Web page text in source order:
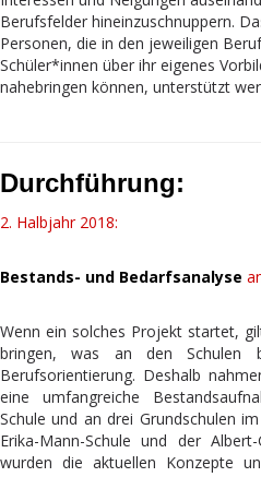
Berufsfelder hineinzuschnuppern.
Personen, die in den jeweiligen
Schüler*innen über ihr eigenes
nahebringen können, unterstützt
Durchführung:
2. Halbjahr 2018:
Bestands- und Bedarfsanalyse
Wenn ein solches Projekt startet,
bringen, was an den Schulen
Berufsorientierung. Deshalb
eine umfangreiche
Schule und an drei Grundschulen
Erika-Mann-Schule und der
wurden die aktuellen Konzepte